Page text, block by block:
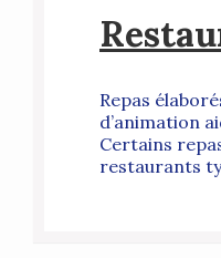
Repas
d’animation
Certains
restaurants